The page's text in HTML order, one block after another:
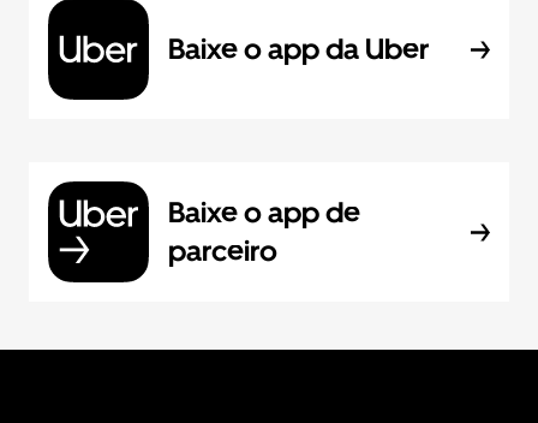
Baixe o app da Uber
Baixe o app de
parceiro